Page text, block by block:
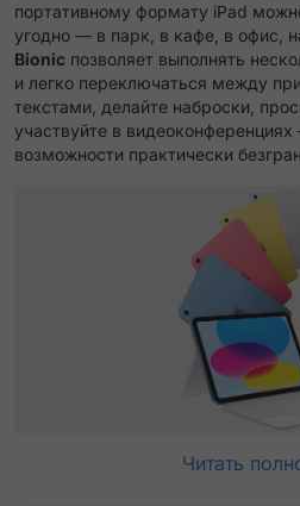
портативному формату iPad
угодно — в парк, в кафе, в офис,
Bionic позволяет выполнять
и легко переключаться между
текстами, делайте наброски,
участвуйте в
возможности практически
Читать